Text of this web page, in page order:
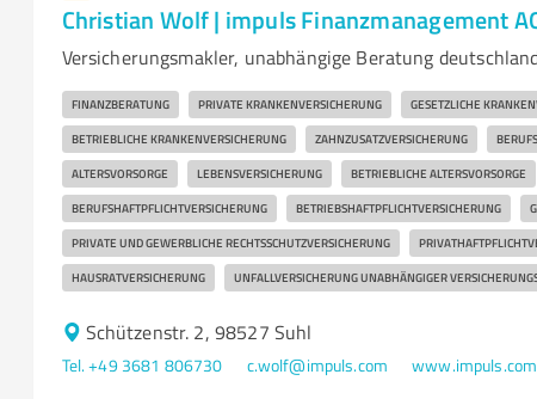
Christian Wolf | impuls Finanzmanagement
Versicherungsmakler, unabhängige Beratung
FINANZBERATUNG PRIVATE KRANKENVERSICHERUNG GESETZLICHE
BETRIEBLICHE KRANKENVERSICHERUNG ZAHNZUSATZVERSICHERUNG
ALTERSVORSORGE LEBENSVERSICHERUNG BETRIEBLICHE ALTERSVORSORGE
BERUFSHAFTPFLICHTVERSICHERUNG BETRIEBSHAFTPFLICHTVERSICHERUNG
PRIVATE UND GEWERBLICHE RECHTSSCHUTZVERSICHERUNG
HAUSRATVERSICHERUNG UNFALLVERSICHERUNG UNABHÄNGIGER
Schützenstr. 2, 98527 Suhl
Tel. +49 3681 806730 c.wolf@impuls.com